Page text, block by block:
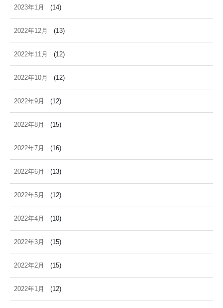
2023年1月 (14)
2022年12月 (13)
2022年11月 (12)
2022年10月 (12)
2022年9月 (12)
2022年8月 (15)
2022年7月 (16)
2022年6月 (13)
2022年5月 (12)
2022年4月 (10)
2022年3月 (15)
2022年2月 (15)
2022年1月 (12)